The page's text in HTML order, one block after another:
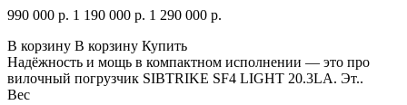
990 000 р. 1 190 000 р. 1 290 000 р.
В корзину В корзину Купить
Надёжность и мощь в компактном исполнении — это про
вилочный погрузчик SIBTRIKE SF4 LIGHT 20.3LA. Эт..
Вес